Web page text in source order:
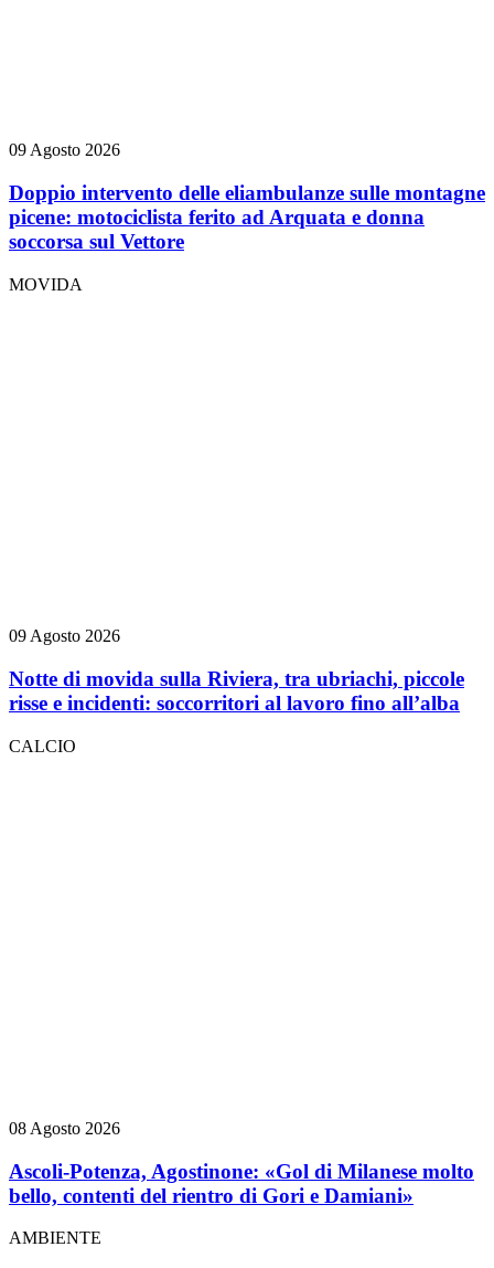
09 Agosto 2026
Doppio intervento delle eliambulanze sulle montagne
picene: motociclista ferito ad Arquata e donna
soccorsa sul Vettore
MOVIDA
09 Agosto 2026
Notte di movida sulla Riviera, tra ubriachi, piccole
risse e incidenti: soccorritori al lavoro fino all’alba
CALCIO
08 Agosto 2026
Ascoli-Potenza, Agostinone: «Gol di Milanese molto
bello, contenti del rientro di Gori e Damiani»
AMBIENTE